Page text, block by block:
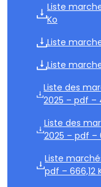
Liste
Ko
Liste
Liste
Liste des
2025 – pdf –
Liste des
2025 – pdf –
Liste
pdf – 666,12